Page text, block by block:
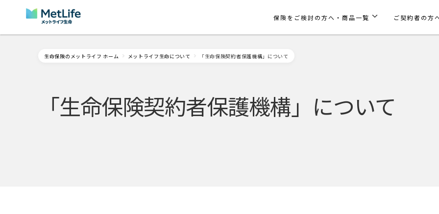
Skip Navigation
保険をご検討の方へ・商品一覧 ご契約者の方
生命保険のメットライフ ホーム メットライフ生命について 「生命保険契約者保護機構」について
「生命保険契約者保護機構」について